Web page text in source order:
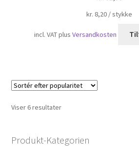
kr. 8,20 /stykke
incl. VATplusVersandkosten
Viser 6 resultaterSorteret
Produkt-Kategorien